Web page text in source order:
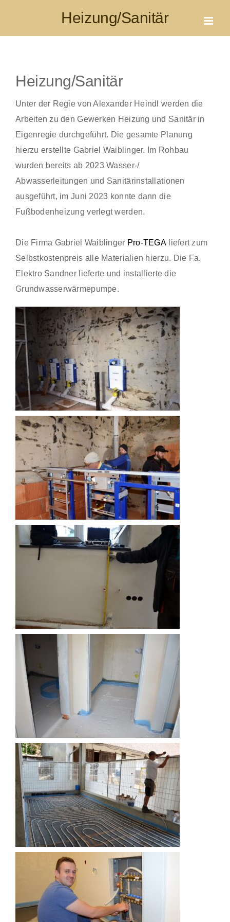
content
Heizung/Sanitär
Heizung/Sanitär
Unter der Regie von Alexander Heindl werden die
Arbeiten zu den Gewerken Heizung und Sanitär in
Eigenregie durchgeführt. Die gesamte Planung
hierzu erstellte Gabriel Waiblinger. Im Rohbau
wurden bereits ab 2023 Wasser-/
Abwasserleitungen und Sanitärinstallationen
ausgeführt, im Juni 2023 konnte dann die
Fußbodenheizung verlegt werden.
Die Firma Gabriel Waiblinger Pro-TEGA liefert zum
Selbstkostenpreis alle Materialien hierzu. Die Fa.
Elektro Sandner lieferte und installierte die
Grundwasserwärmepumpe.